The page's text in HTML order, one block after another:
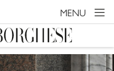
MENU